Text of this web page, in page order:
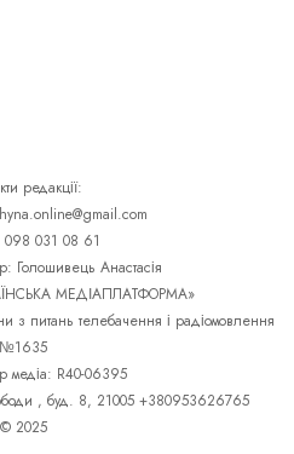
редакції:
031 08 61
Голошивець Анастасія
МЕДІАПЛАТФОРМА»
з питань телебачення і радіомовлення
№1635
медіа: R40-06395
, буд. 8, 21005 +380953626765
© 2025